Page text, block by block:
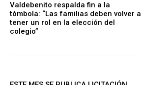
Valdebenito respalda fin a la
tómbola: “Las familias deben volver a
tener un rol en la elección del
colegio”